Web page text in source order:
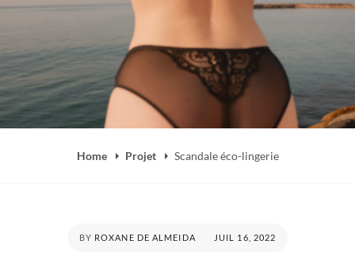
Home Projet Scandale éco-lingerie
BY ROXANE DE ALMEIDA
POSTED
JUIL 16, 2022